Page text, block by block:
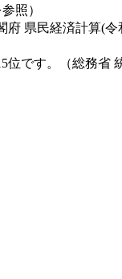
照）
府 県民経済計算(令
位です。（総務省